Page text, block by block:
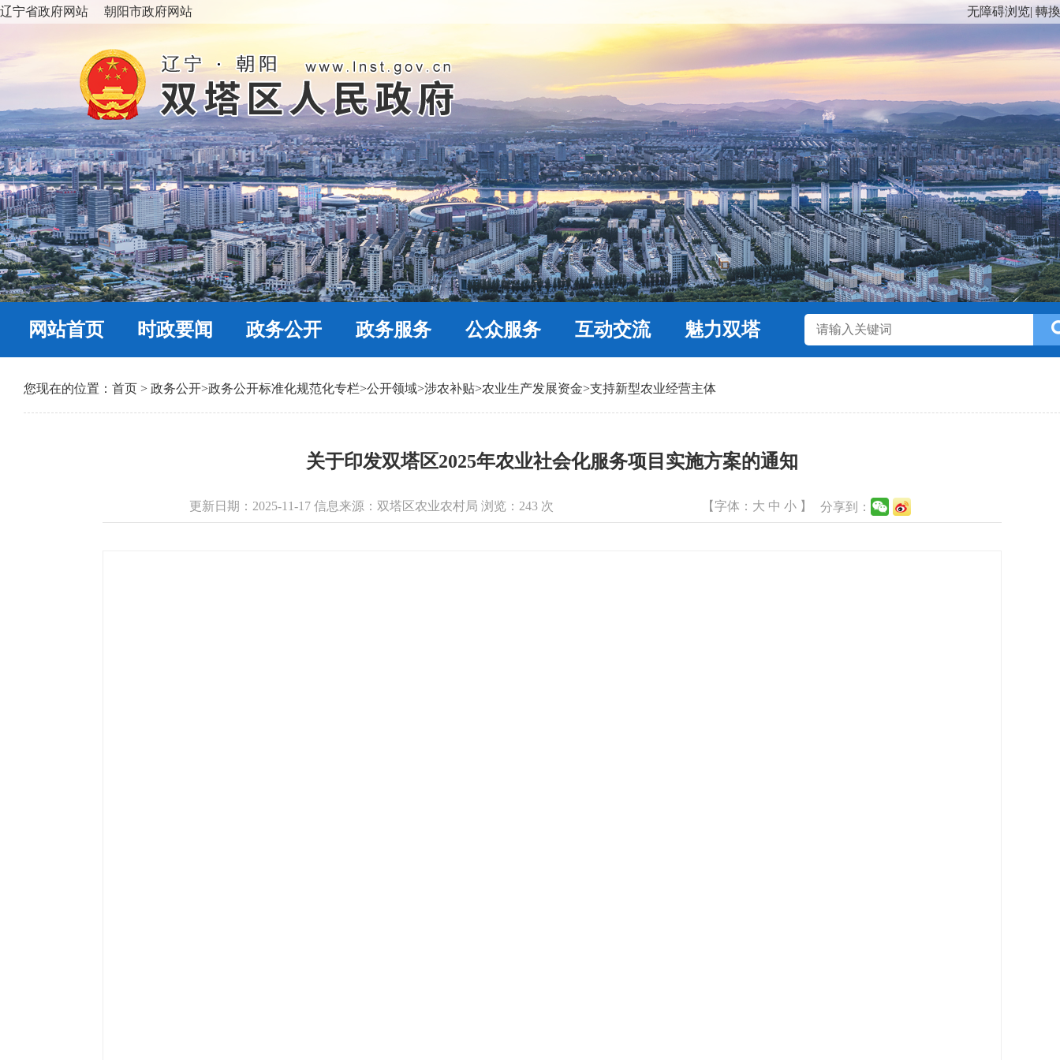
辽宁省政府网站 朝阳市政府网站 无障碍浏览| 轉
网站首页 时政要闻 政务公开 政务服务 公众服务 互动交流 魅力双塔
您现在的位置： 首页 > 政务公开>政务公开标准化规范化专栏>公开领域>涉农补贴>农业生产发展资金>支持新型农业经营主体
关于印发双塔区2025年农业社会化服务项目实施方案的通知
更新日期：2025-11-17 信息来源：双塔区农业农村局 浏览： 243 次 【字体： 大 中 小 】 分享到：